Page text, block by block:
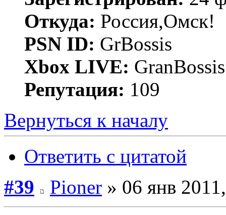
Откуда: Россия,Омск!
PSN ID: GrBossis
Xbox LIVE: GranBossis
Репутация: 109
Вернуться к началу
Ответить с цитатой
#39
Pioner » 06 янв